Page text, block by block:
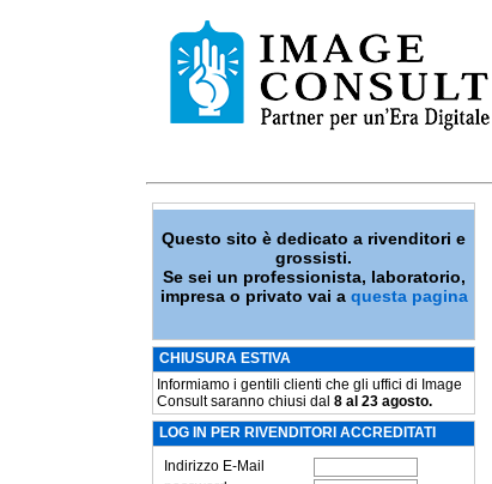
Questo sito è dedicato a rivenditori e
grossisti.
Se sei un professionista, laboratorio,
impresa o privato vai a questa pagina
CHIUSURA ESTIVA
Informiamo i gentili clienti che gli uffici di Image
Consult saranno chiusi dal 8 al 23 agosto.
LOG IN PER RIVENDITORI ACCREDITATI
Indirizzo E-Mail